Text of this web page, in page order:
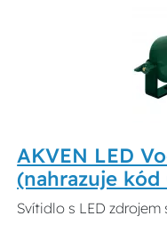
AKVEN LED
(nahrazuje kód
Svítidlo s LED zdrojem